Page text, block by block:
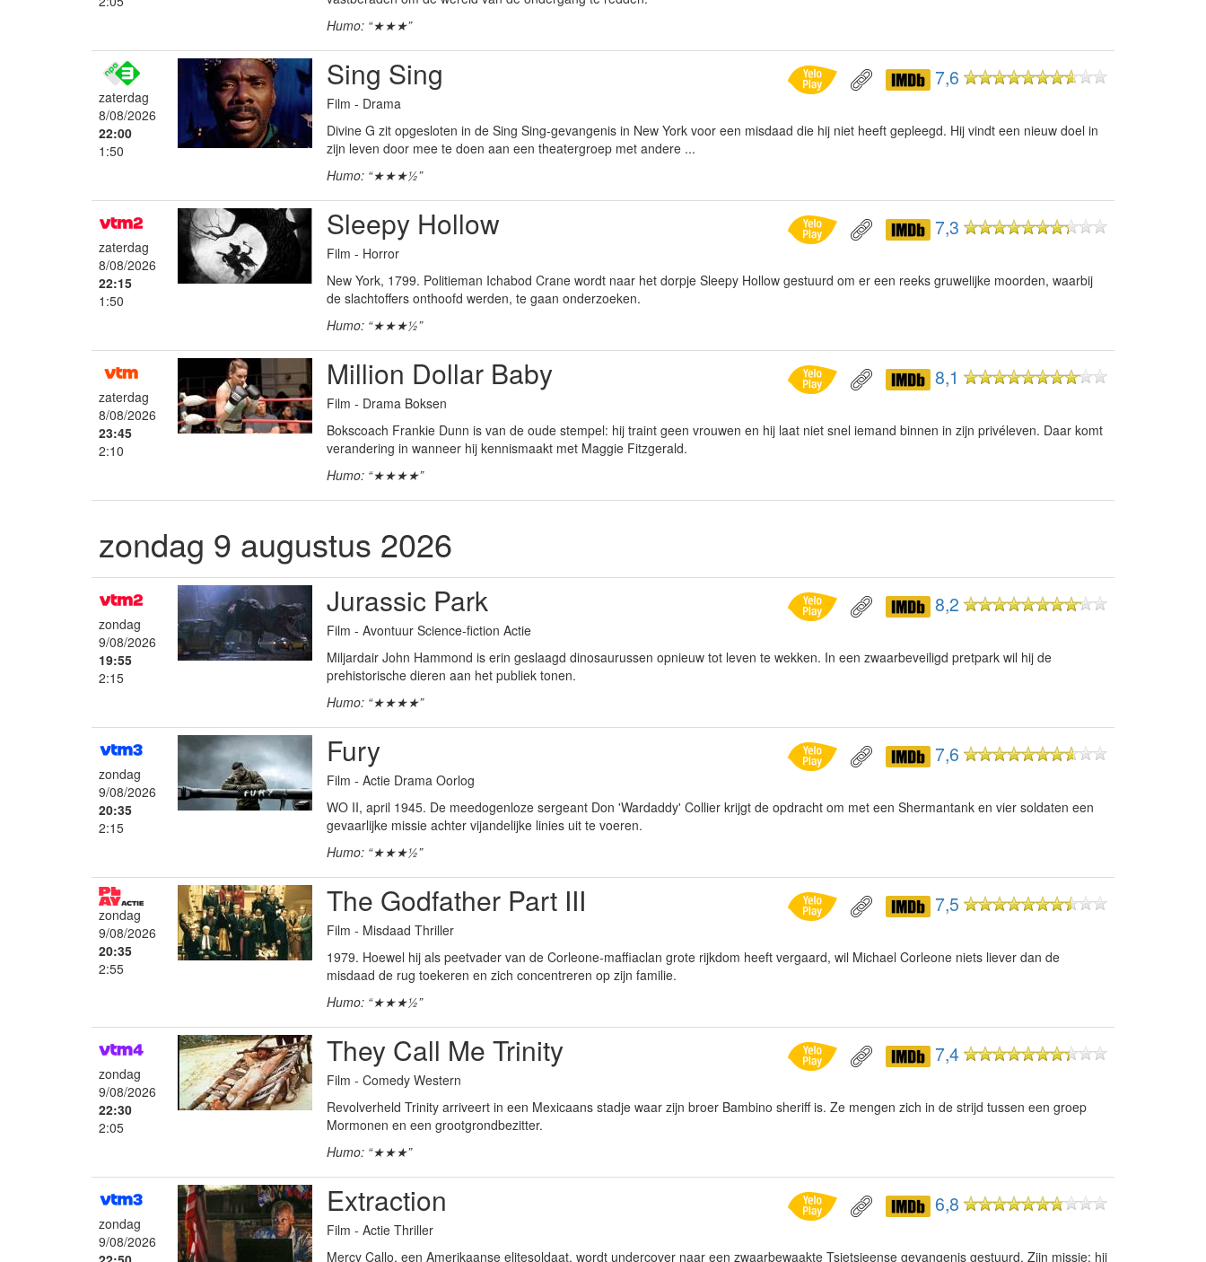
Humo: “★★★”
zaterdag
8/08/2026
22:00
1:50
Sing Sing 7,6
Film - Drama
Divine G zit opgesloten in de Sing Sing-gevangenis in New York voor een misdaad die hij niet heeft gepleegd. Hij vindt een nieuw doel in
zijn leven door mee te doen aan een theatergroep met andere ...
Humo: “★★★½”
zaterdag
8/08/2026
22:15
1:50
Sleepy Hollow 7,3
Film - Horror
New York, 1799. Politieman Ichabod Crane wordt naar het dorpje Sleepy Hollow gestuurd om er een reeks gruwelijke moorden, waarbij
de slachtoffers onthoofd werden, te gaan onderzoeken.
Humo: “★★★½”
zaterdag
8/08/2026
23:45
2:10
Million Dollar Baby 8,1
Film - Drama Boksen
Bokscoach Frankie Dunn is van de oude stempel: hij traint geen vrouwen en hij laat niet snel iemand binnen in zijn privéleven. Daar komt
verandering in wanneer hij kennismaakt met Maggie Fitzgerald.
Humo: “★★★★”
zondag 9 augustus 2026
zondag
9/08/2026
19:55
2:15
Jurassic Park 8,2
Film - Avontuur Science-fiction Actie
Miljardair John Hammond is erin geslaagd dinosaurussen opnieuw tot leven te wekken. In een zwaarbeveiligd pretpark wil hij de
prehistorische dieren aan het publiek tonen.
Humo: “★★★★”
zondag
9/08/2026
20:35
2:15
Fury 7,6
Film - Actie Drama Oorlog
WO II, april 1945. De meedogenloze sergeant Don 'Wardaddy' Collier krijgt de opdracht om met een Shermantank en vier soldaten een
gevaarlijke missie achter vijandelijke linies uit te voeren.
Humo: “★★★½”
zondag
9/08/2026
20:35
2:55
The Godfather Part III 7,5
Film - Misdaad Thriller
1979. Hoewel hij als peetvader van de Corleone-maffiaclan grote rijkdom heeft vergaard, wil Michael Corleone niets liever dan de
misdaad de rug toekeren en zich concentreren op zijn familie.
Humo: “★★★½”
zondag
9/08/2026
22:30
2:05
They Call Me Trinity 7,4
Film - Comedy Western
Revolverheld Trinity arriveert in een Mexicaans stadje waar zijn broer Bambino sheriff is. Ze mengen zich in de strijd tussen een groep
Mormonen en een grootgrondbezitter.
Humo: “★★★”
zondag
9/08/2026
Extraction 6,8
Film - Actie Thriller
Mercy Callo, een Amerikaanse elitesoldaat, wordt undercover naar een zwaarbewaakte Tsjetsjeense gevangenis gestuurd. Zijn missie: hij